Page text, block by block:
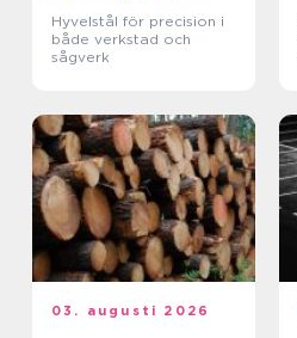
Hyvelstål för precision i
både verkstad och
sågverk
03. augusti 2026